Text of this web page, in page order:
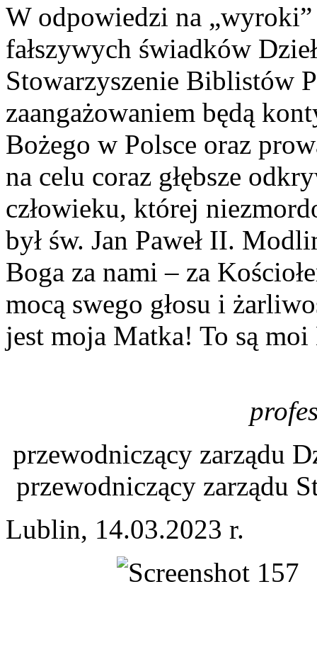
W odpowiedzi na „wyroki”
fałszywych świadków
Stowarzyszenie Biblistów
zaangażowaniem będą
Bożego w Polsce oraz
na celu coraz głębsze
człowieku, której
był św. Jan Paweł II.
Boga za nami – za
mocą swego głosu i
jest moja Matka! To są
przewodniczący zarządu
przewodniczący zarządu
Lublin, 14.03.2023 r.